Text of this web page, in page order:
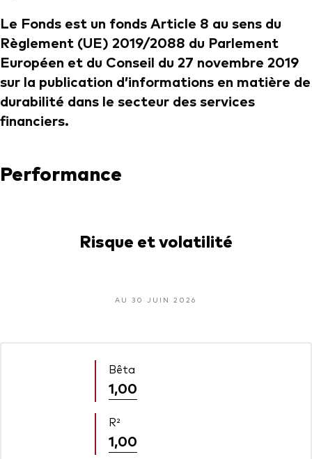
Le Fonds est un fonds Article 8 au sens du
Règlement (UE) 2019/2088 du Parlement
Européen et du Conseil du 27 novembre 2019
sur la publication d’informations en matière de
durabilité dans le secteur des services
financiers.
Performance
Risque et volatilité
AU 30 JUIN 2026
Bêta
1,00
R²
1,00